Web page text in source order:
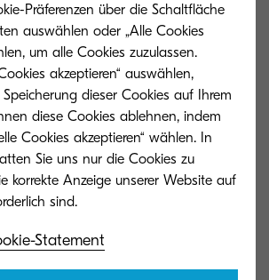
Präferenzen über die Schaltfläche
auswählen oder „Alle Cookies
um alle Cookies zuzulassen.
akzeptieren“ auswählen,
dieser Cookies auf Ihrem
diese Cookies ablehnen, indem
Cookies akzeptieren“ wählen. In
Sie uns nur die Cookies zu
korrekte Anzeige unserer Website auf
Statement